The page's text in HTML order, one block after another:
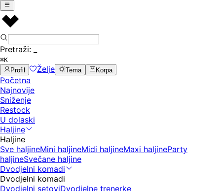
Pretraži:
⌘K
Profil
Želje Tema Korpa
Početna
Najnovije
Sniženje
Restock
U dolaski
Haljine
Haljine
Sve haljineMini haljineMidi haljineMaxi haljineParty
haljineSvečane haljine
Dvodjelni komadi
Dvodjelni komadi
Dvodjelni setoviDvodjelne trenerke